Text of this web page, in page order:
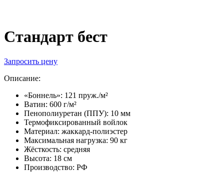
Стандарт бест
Запросить цену
Описание:
«Боннель»: 121 пруж./м²
Ватин: 600 г/м²
Пенополиуретан (ППУ): 10 мм
Термофиксированный войлок
Материал: жаккард-полиэстер
Максимальная нагрузка: 90 кг
Жёсткость: средняя
Высота: 18 см
Производство: РФ